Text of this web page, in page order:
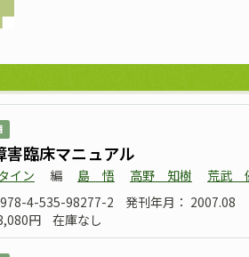
害臨床マニュアル
イン 編 島 悟 高野 知樹
荒武
4-535-98277-2
発刊年月： 2007.08
円
在庫なし